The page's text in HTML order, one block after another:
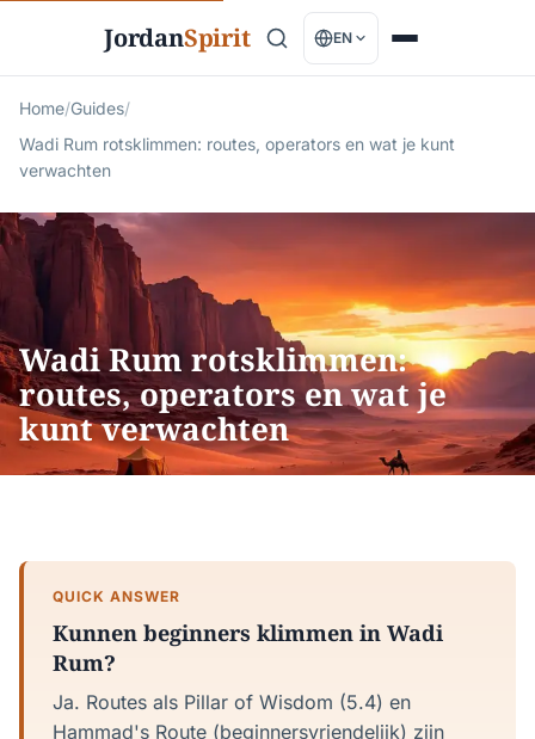
JordanSpirit EN
Home/Guides/
Wadi Rum rotsklimmen: routes, operators en wat je kunt
verwachten
Wadi Rum rotsklimmen:
routes, operators en wat je
kunt verwachten
QUICK ANSWER
Kunnen beginners klimmen in Wadi
Rum?
Ja. Routes als Pillar of Wisdom (5.4) en
Hammad's Route (beginnersvriendelijk) zijn